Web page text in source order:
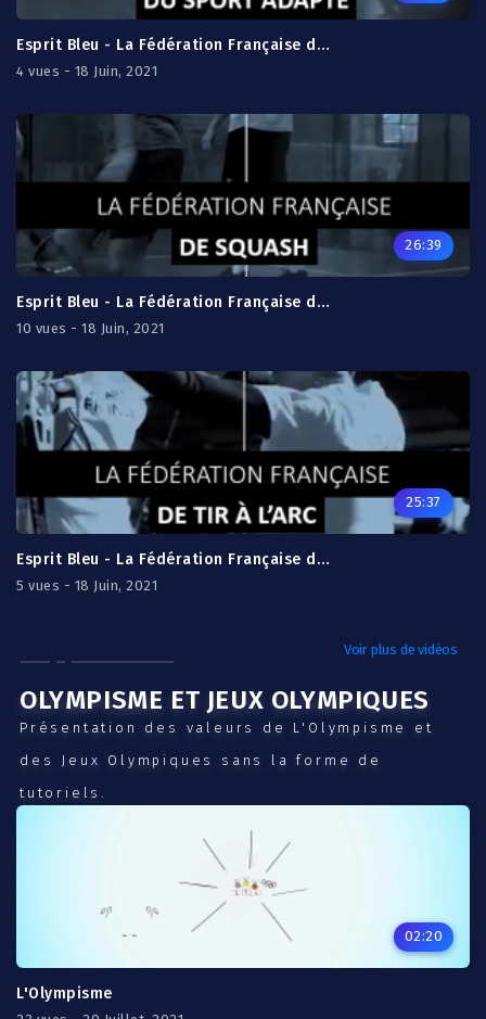
Esprit Bleu - La Fédération Française du Sport Adapté
4 vues - 18 Juin, 2021
26:39
Esprit Bleu - La Fédération Française de Squash
10 vues - 18 Juin, 2021
25:37
Esprit Bleu - La Fédération Française de Tir à l'Arc
5 vues - 18 Juin, 2021
OLYMPISME ET JEUX OLYMPIQUES
Présentation des valeurs de L'Olympisme et
des Jeux Olympiques sans la forme de
tutoriels.
Voir plus de vidéos
02:20
L'Olympisme